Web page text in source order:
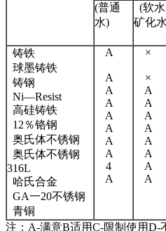
(普通
水)
(软水
矿化
铸铁
球墨铸铁
铸钢
Ni—Resist
高硅铸铁
12％铬钢
奥氏体不锈钢
奥氏体不锈钢
316L
哈氏合金
GA一20不锈钢
青铜
A
A
A
A
A
A
A
A
4
A
×
×
A
A
A
A
A
A
A
A
注：A-满意B适用C-限制使用D-